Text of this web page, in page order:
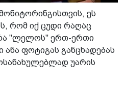
ეს
რომ იქ ცუდი რაღაც
"ლელოს" ერთ-ერთი
ანა ფოტიგას განცხადებას
უარის